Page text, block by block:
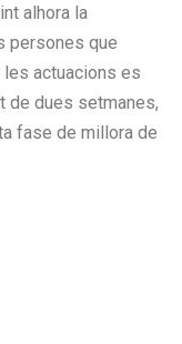
alhora la
persones que
actuacions es
de dues setmanes,
fase de millora de